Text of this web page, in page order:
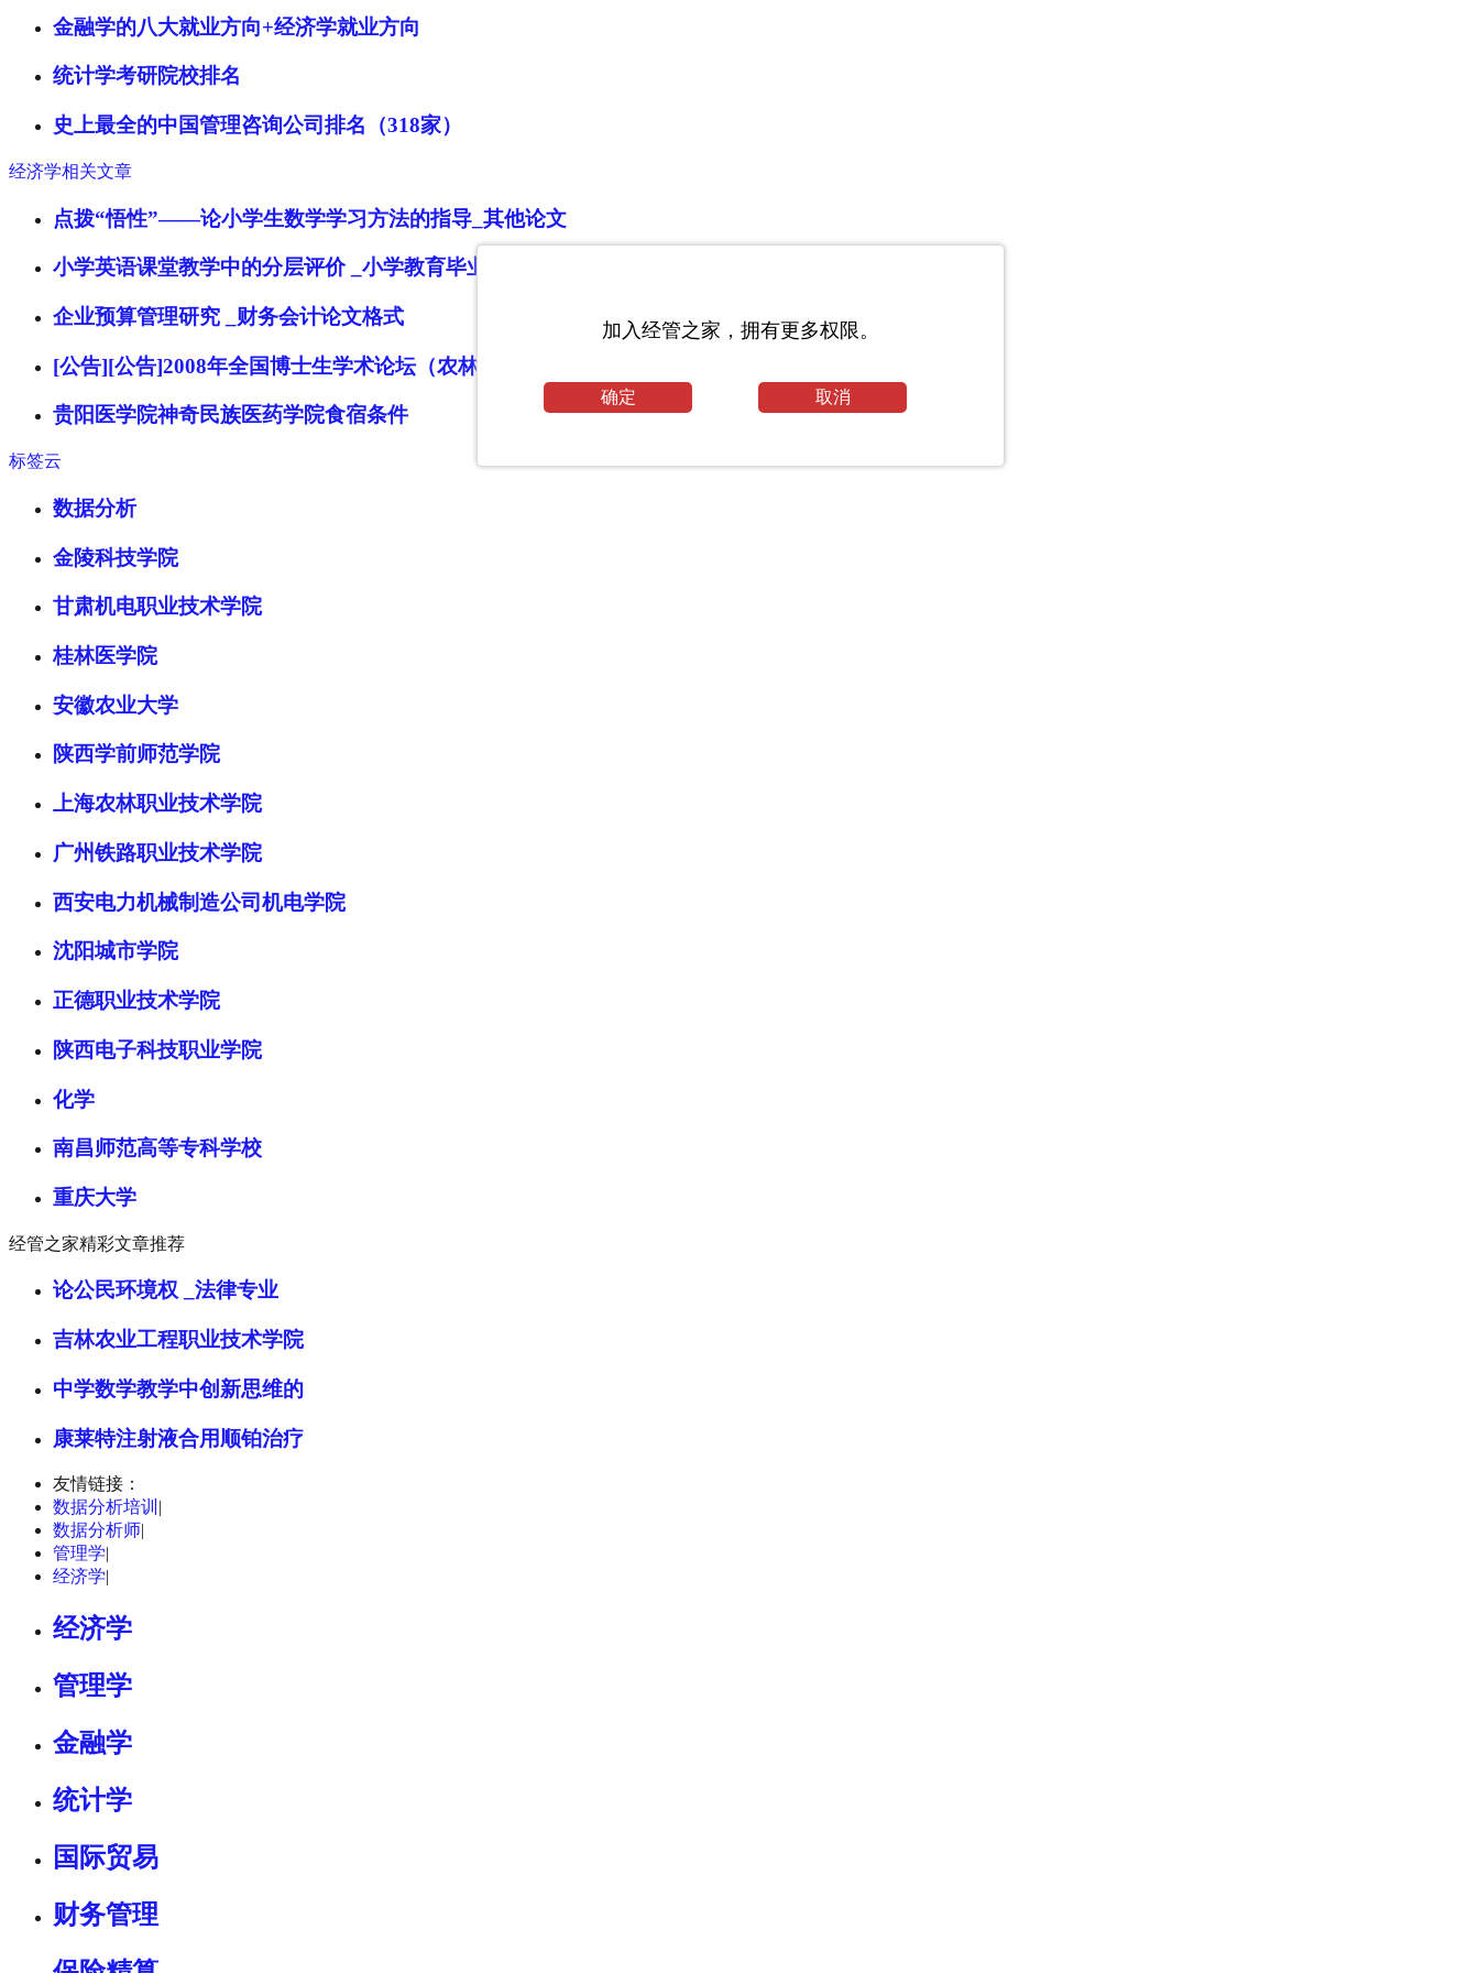
金融学的八大就业方向+经济学就业方向
统计学考研院校排名
史上最全的中国管理咨询公司排名（318家）
经济学相关文章
点拨“悟性”——论小学生数学学习方法的指导_其他论文
小学英语课堂教学中的分层评价 _小学教育毕业论文
企业预算管理研究 _财务会计论文格式
[公告][公告]2008年全国博士生学术论坛（农林经济管理）
贵阳医学院神奇民族医药学院食宿条件
标签云
数据分析
金陵科技学院
甘肃机电职业技术学院
桂林医学院
安徽农业大学
陕西学前师范学院
上海农林职业技术学院
广州铁路职业技术学院
西安电力机械制造公司机电学院
沈阳城市学院
正德职业技术学院
陕西电子科技职业学院
化学
南昌师范高等专科学校
重庆大学
经管之家精彩文章推荐
论公民环境权 _法律专业
吉林农业工程职业技术学院
中学数学教学中创新思维的
康莱特注射液合用顺铂治疗
友情链接：
数据分析培训 |
数据分析师|
管理学|
经济学|
经济学
管理学
金融学
统计学
国际贸易
财务管理
加入经管之家，拥有更多权限。
确定 取消